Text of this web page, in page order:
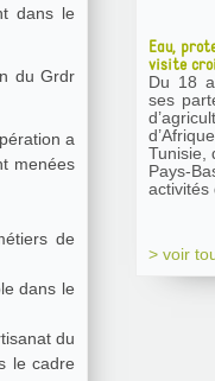
dans le
du Grdr
a
menées
de
dans le
du
le cadre
Eau,
visite
Du 18
ses
Tunisie,
Pays-
activités
> voir